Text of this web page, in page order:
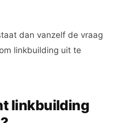
dan vanzelf de vraag
linkbuilding uit te
linkbuilding